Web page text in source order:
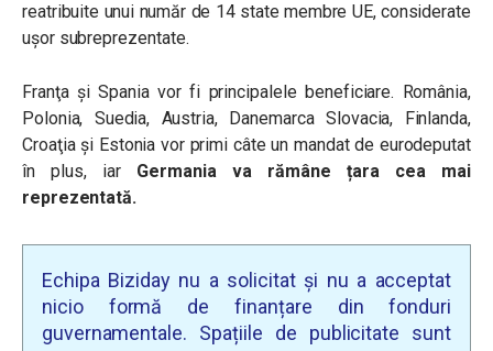
reatribuite unui număr de 14 state membre UE, considerate
uşor subreprezentate.
Franţa și Spania vor fi principalele beneficiare. România,
Polonia, Suedia, Austria, Danemarca Slovacia, Finlanda,
Croaţia şi Estonia vor primi câte un mandat de eurodeputat
în plus, iar Germania va rămâne țara cea mai
reprezentată.
Echipa Biziday nu a solicitat și nu a acceptat
nicio formă de finanțare din fonduri
guvernamentale. Spațiile de publicitate sunt